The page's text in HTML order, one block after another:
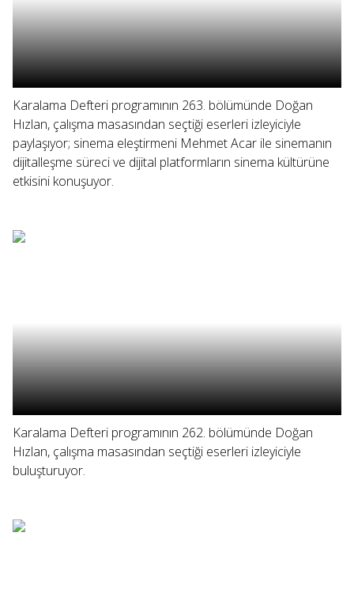
Karalama Defteri programının 263. bölümünde Doğan
Hızlan, çalışma masasından seçtiği eserleri izleyiciyle
paylaşıyor; sinema eleştirmeni Mehmet Acar ile sinemanın
dijitalleşme süreci ve dijital platformların sinema kültürüne
etkisini konuşuyor.
Karalama Defteri programının 262. bölümünde Doğan
Hızlan, çalışma masasından seçtiği eserleri izleyiciyle
buluşturuyor.